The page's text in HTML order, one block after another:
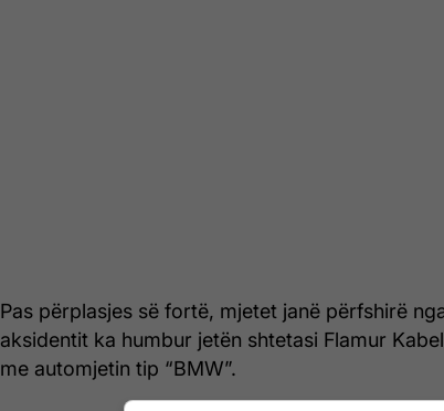
Pas përplasjes së fortë, mjetet janë përfshirë
aksidentit ka humbur jetën shtetasi Flamur
me automjetin tip “BMW”.